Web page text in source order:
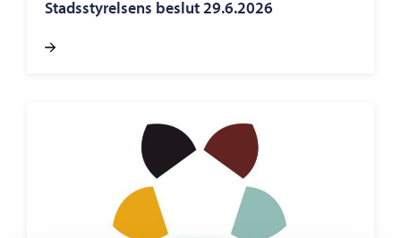
Stadsstyrelsens beslut 29.6.2026